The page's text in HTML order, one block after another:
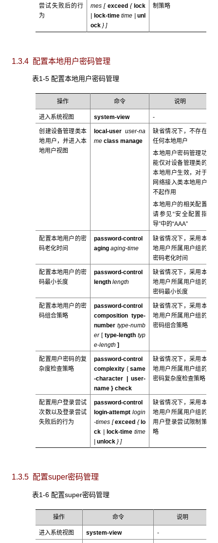
尝试失败后的行
为
mes [ exceed { lock
lock-time time
unl
ock } ]
制策略
1.3.4 配置本地用户密码管理
表1-5 配置本地用户密码管理
操作 命令 说明
进入系统视图 system-view -
创建设备管理类本
地用户，并进入本
地用户视图
local-user user-na
meclass manage
缺省情况下，不存在
任何本地用户
本地用户密码管理功
能仅对设备管理类的
本地用户生效，对于
网络接入类本地用户
不起作用
本地用户的相关配置
请参见“安全配置指
导”中的“AAA”
配置本地用户的密
码老化时间
password-control
agingaging-time
缺省情况下，采用本
地用户所属用户组的
密码老化时间
配置本地用户的密
码最小长度
password-control
lengthlength
缺省情况下，采用本
地用户所属用户组的
密码最小长度
配置本地用户的密
码组合策略
password-control
composition type-
number type-numb
er [type-length typ
e-length ]
缺省情况下，采用本
地用户所属用户组的
密码组合策略
配置用户密码的复
杂度检查策略
password-control
complexity {same
-character | user-
name}check
缺省情况下，采用本
地用户所属用户组的
密码复杂度检查策略
配置用户登录尝试
次数以及登录尝试
失败后的行为
password-control
login-attempt login
-times [exceed {lo
ck | lock-time time
|unlock } ]
缺省情况下，采用本
地用户所属用户组的
用户登录尝试限制策
略
1.3.5 配置super密码管理
表1-6 配置super密码管理
操作 命令 说明
进入系统视图 system-view -